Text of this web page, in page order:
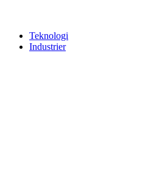
Teknologi
Industrier